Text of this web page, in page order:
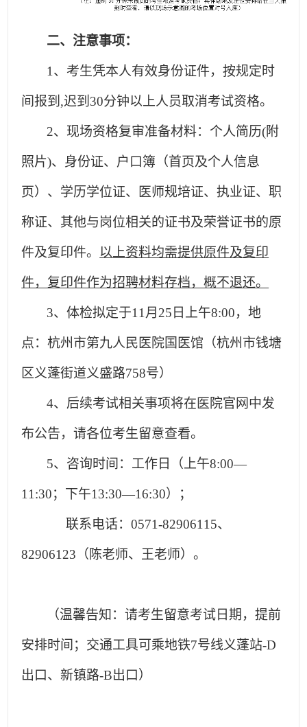
二、注意事项：
1 、 考生凭本人有效身份证件，按规定时
间报到,迟到30分钟以上人员取消考试资格。
2、 现场资格复审准备材料：个人简历(附
照片)、身份证、户口簿（首页及个人信息
页）、学历学位证、医师规培证、执业证、职
称证、其他与岗位相关的证书及荣誉证书的原
件及复印件。 以上资料均需提供原件及复印
件，复印件作为招聘材料存档，概不退还。
3、体检拟定于11月25日上午8:00，地
点：杭州市第九人民医院国医馆（杭州市钱塘
区义蓬街道义盛路758号）
4、后续考试相关事项将在医院官网中发
布公告，请各位考生留意查看。
5、咨询时间：工作日（上午8:00—
11:30；下午13:30—16:30）；
联系电话：0571-82906115、
82906123（陈老师、王老师）。
（温馨告知：请考生留意考试日期，提前
安排时间；交通工具可乘地铁7号线义蓬站-D
出口、新镇路-B出口）